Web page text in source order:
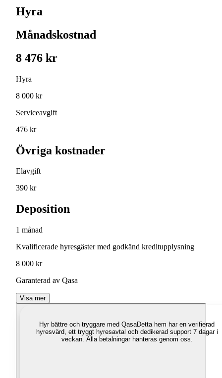
Hyra
Månadskostnad
8 476 kr
Hyra
8 000 kr
Serviceavgift
476 kr
Övriga kostnader
Elavgift
390 kr
Deposition
1 månad
Kvalificerade hyresgäster med godkänd kreditupplysning
8 000 kr
Garanterad av Qasa
Visa mer
Hyr bättre och tryggare med QasaDetta hem har en verifierad
hyresvärd, ett tryggt hyresavtal och dedikerad support 7 dagar i
veckan. Alla betalningar hanteras genom oss.